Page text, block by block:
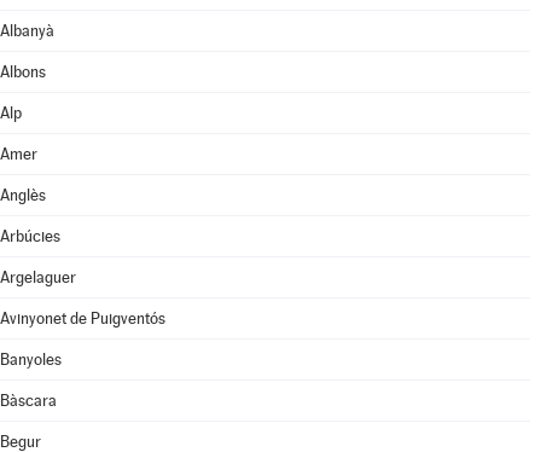
Albanyà
Albons
Alp
Amer
Anglès
Arbúcies
Argelaguer
Avinyonet de Puigventós
Banyoles
Bàscara
Begur